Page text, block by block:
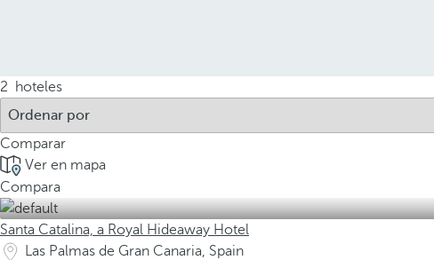
2 hoteles
Comparar
Ver en mapa
Compara
Santa Catalina, a Royal Hideaway Hotel
Las Palmas de Gran Canaria, Spain